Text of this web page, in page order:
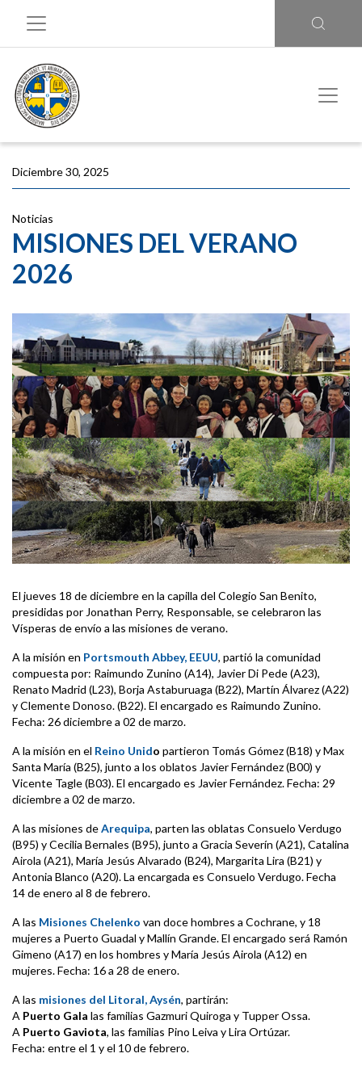
Diciembre 30, 2025
Noticias
MISIONES DEL VERANO
2026
El jueves 18 de diciembre en la capilla del Colegio San Benito,
presididas por Jonathan Perry, Responsable, se celebraron las
Vísperas de envío a las misiones de verano.
A la misión en Portsmouth Abbey, EEUU, partió la comunidad
compuesta por: Raimundo Zunino (A14), Javier Di Pede (A23),
Renato Madrid (L23), Borja Astaburuaga (B22), Martín Álvarez (A22)
y Clemente Donoso. (B22). El encargado es Raimundo Zunino.
Fecha: 26 diciembre a 02 de marzo.
A la misión en el Reino Unido partieron Tomás Gómez (B18) y Max
Santa María (B25), junto a los oblatos Javier Fernández (B00) y
Vicente Tagle (B03). El encargado es Javier Fernández. Fecha: 29
diciembre a 02 de marzo.
A las misiones deArequipa, parten las oblatas Consuelo Verdugo
(B95) y Cecilia Bernales (B95), junto a Gracia Severín (A21), Catalina
Airola (A21), María Jesús Alvarado (B24), Margarita Lira (B21) y
Antonia Blanco (A20). La encargada es Consuelo Verdugo. Fecha
14 de enero al 8 de febrero.
A las Misiones Chelenko van doce hombres a Cochrane, y 18
mujeres a Puerto Guadal y Mallín Grande. El encargado será Ramón
Gimeno (A17) en los hombres y María Jesús Airola (A12) en
mujeres. Fecha: 16 a 28 de enero.
A las misiones del Litoral, Aysén, partirán:
A Puerto Gala las familias Gazmuri Quiroga y Tupper Ossa.
A Puerto Gaviota, las familias Pino Leiva y Lira Ortúzar.
Fecha: entre el 1 y el 10 de febrero.